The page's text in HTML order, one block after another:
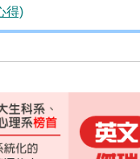
得)